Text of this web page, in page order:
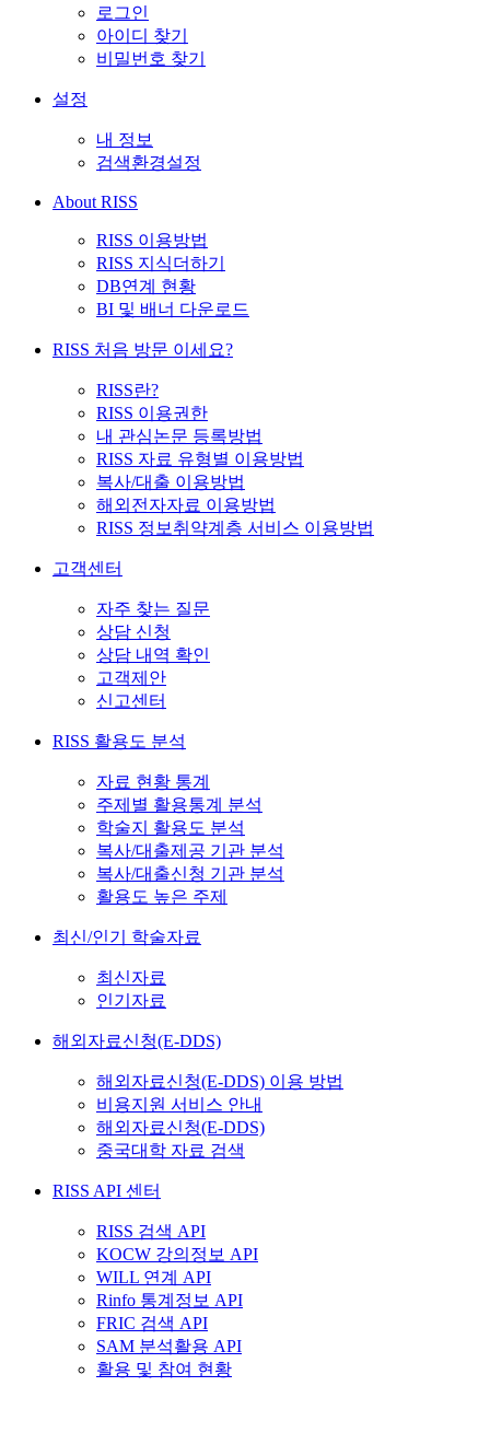
로그인
아이디 찾기
비밀번호 찾기
설정
내 정보
검색환경설정
About RISS
RISS 이용방법
RISS 지식더하기
DB연계 현황
BI 및 배너 다운로드
RISS 처음 방문 이세요?
RISS란?
RISS 이용권한
내 관심논문 등록방법
RISS 자료 유형별 이용방법
복사/대출 이용방법
해외전자자료 이용방법
RISS 정보취약계층 서비스 이용방법
고객센터
자주 찾는 질문
상담 신청
상담 내역 확인
고객제안
신고센터
RISS 활용도 분석
자료 현황 통계
주제별 활용통계 분석
학술지 활용도 분석
복사/대출제공 기관 분석
복사/대출신청 기관 분석
활용도 높은 주제
최신/인기 학술자료
최신자료
인기자료
해외자료신청(E-DDS)
해외자료신청(E-DDS) 이용 방법
비용지원 서비스 안내
해외자료신청(E-DDS)
중국대학 자료 검색
RISS API 센터
RISS 검색 API
KOCW 강의정보 API
WILL 연계 API
Rinfo 통계정보 API
FRIC 검색 API
SAM 분석활용 API
활용 및 참여 현황